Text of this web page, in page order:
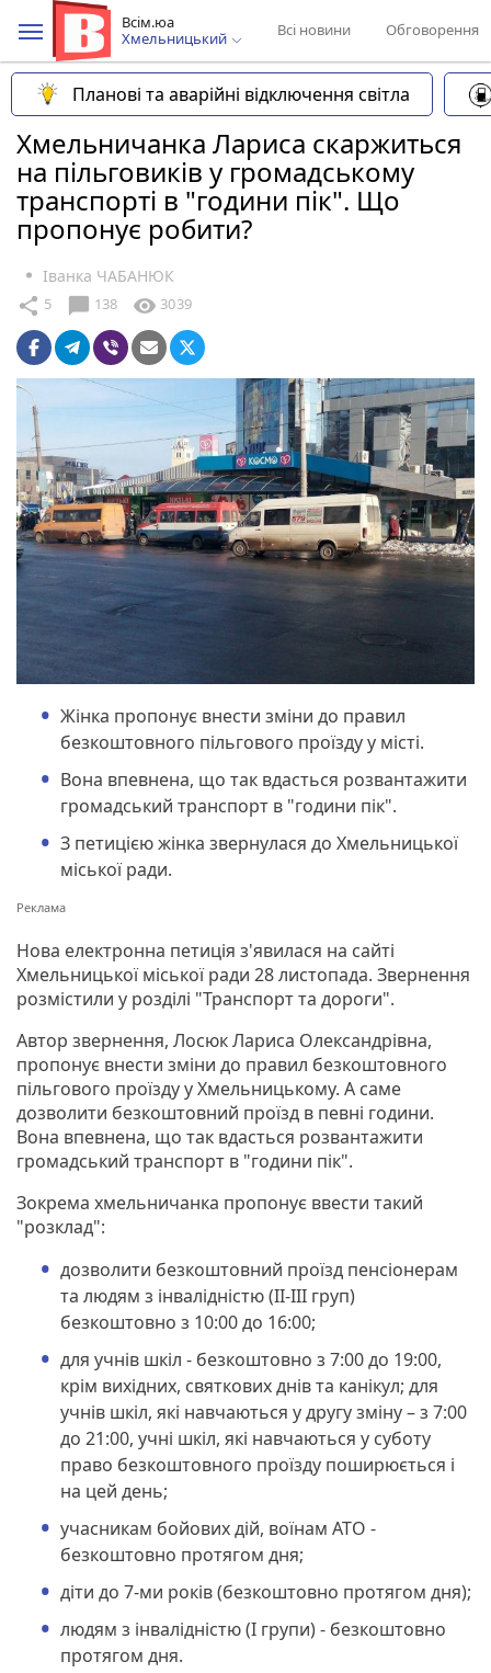
Всім.юа
Хмельницький
Всі новини Обговорення
Планові та аварійні відключення світла
Хмельничанка Лариса скаржиться
на пільговиків у громадському
транспорті в "години пік". Що
пропонує робити?
Іванка ЧАБАНЮК
share 5 chat_bubble 138 visibility 3039
Жінка пропонує внести зміни до правил
безкоштовного пільгового проїзду у місті.
Вона впевнена, що так вдасться розвантажити
громадський транспорт в "години пік".
З петицією жінка звернулася до Хмельницької
міської ради.
Нова електронна петиція з'явилася на сайті
Хмельницької міської ради 28 листопада. Звернення
розмістили у розділі "Транспорт та дороги".
Автор звернення, Лосюк Лариса Олександрівна,
пропонує внести зміни до правил безкоштовного
пільгового проїзду у Хмельницькому. А саме
дозволити безкоштовний проїзд в певні години.
Вона впевнена, що так вдасться розвантажити
громадський транспорт в "години пік".
Зокрема хмельничанка пропонує ввести такий
"розклад":
дозволити безкоштовний проїзд пенсіонерам
та людям з інвалідністю (ІІ-ІІІ груп)
безкоштовно з 10:00 до 16:00;
для учнів шкіл - безкоштовно з 7:00 до 19:00,
крім вихідних, святкових днів та канікул; для
учнів шкіл, які навчаються у другу зміну – з 7:00
до 21:00, учні шкіл, які навчаються у суботу
право безкоштовного проїзду поширюється і
на цей день;
учасникам бойових дій, воїнам АТО -
безкоштовно протягом дня;
діти до 7-ми років (безкоштовно протягом дня);
людям з інвалідністю (І групи) - безкоштовно
протягом дня.